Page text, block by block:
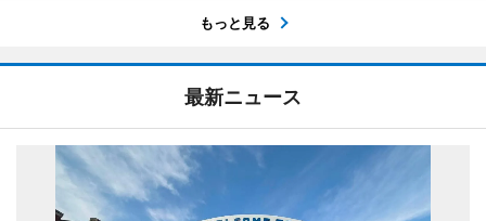
もっと見る
最新ニュース